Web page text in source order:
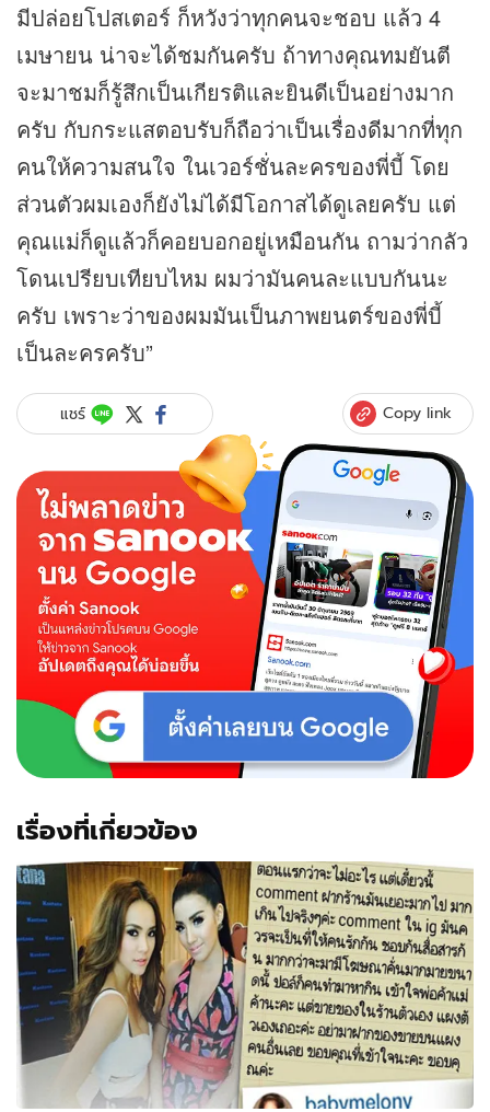
มีปล่อยโปสเตอร์ ก็หวังว่าทุกคนจะชอบ แล้ว 4
เมษายน น่าจะได้ชมกันครับ ถ้าทางคุณทมยันตี
จะมาชมก็รู้สึกเป็นเกียรติและยินดีเป็นอย่างมาก
ครับ กับกระแสตอบรับก็ถือว่าเป็นเรื่องดีมากที่ทุก
คนให้ความสนใจ ในเวอร์ชั่นละครของพี่บี้ โดย
ส่วนตัวผมเองก็ยังไม่ได้มีโอกาสได้ดูเลยครับ แต่
คุณแม่ก็ดูแล้วก็คอยบอกอยู่เหมือนกัน ถามว่ากลัว
โดนเปรียบเทียบไหม ผมว่ามันคนละแบบกันนะ
ครับ เพราะว่าของผมมันเป็นภาพยนตร์ของพี่บี้
เป็นละครครับ”
แชร์ Copy link
เรื่องที่เกี่ยวข้อง